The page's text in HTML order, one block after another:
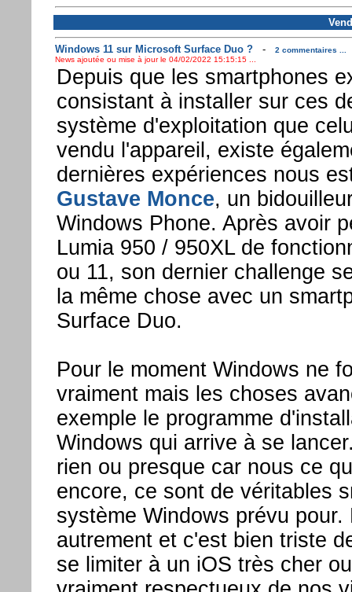
Windows 11 sur Microsoft Surface Duo ?-
2 commentaires ...
News ajoutée ou mise à jour le 04/02/2022 15:15:15 ...
Depuis que les smartphones
consistant à installer sur ces
système d'exploitation que
vendu l'appareil, existe
dernières expériences nous
Gustave Monce, un
Windows Phone. Après avoir
Lumia 950 / 950XL de
ou 11, son dernier challenge
la même chose avec un
Surface Duo.
Pour le moment Windows ne
vraiment mais les choses
exemple le programme
Windows qui arrive à se
rien ou presque car nous ce
encore, ce sont de véritables
système Windows prévu
autrement et c'est bien triste
se limiter à un iOS très cher